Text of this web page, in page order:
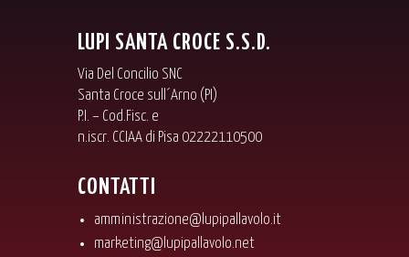
LUPI SANTA CROCE S.S.D.
Via Del Concilio SNC
Santa Croce sull´Arno (PI)
P.I. – Cod.Fisc. e
n.iscr. CCIAA di Pisa 02222110500
CONTATTI
amministrazione@lupipallavolo.it
marketing@lupipallavolo.net